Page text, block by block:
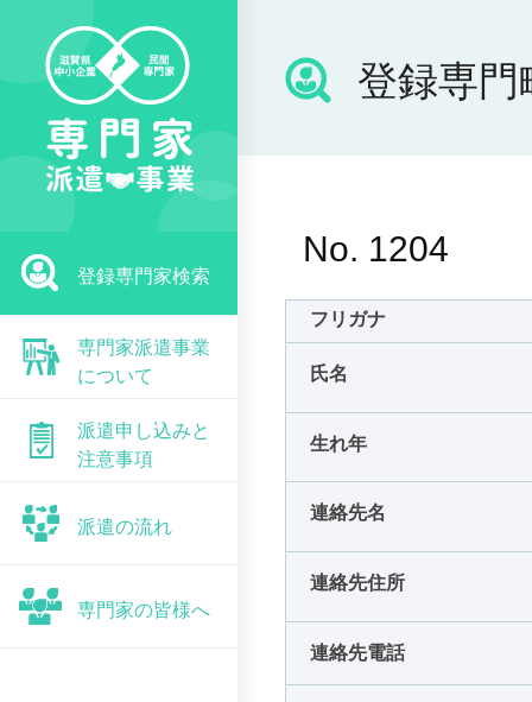
登録専門家検索
専門家派遣事業
について
派遣申し込みと
注意事項
派遣の流れ
専門家の皆様へ
登録専門
No. 1204
フリガナ
氏名
生れ年
連絡先名
連絡先住所
連絡先電話